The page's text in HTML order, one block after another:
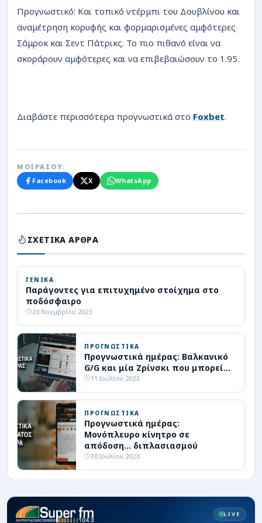
Προγνωστικό: Και τοπικό ντέρμπι του Δουβλίνου και
αναμέτρηση κορυφής και φορμαρισμένες αμφότερες
Σάμροκ και Σεντ Πάτρικς. Το πιο πιθανό είναι να
σκοράρουν αμφότερες και να επιβεβαιώσουν το 1.95.
Διαβάστε περισσότερα προγνωστικά στο Foxbet.
ΜΟΙΡΑΣΟΥ:
Facebook
X WhatsApp
ΣΧΕΤΙΚΑ ΑΡΘΡΑ
ΓΕΝΙΚΑ
Παράγοντες για επιτυχημένο στοίχημα στο
ποδόσφαιρο
23 Νοεμβρίου 2023
ΠΡΟΓΝΩΣΤΙΚΑ
Προγνωστικά ημέρας: Βαλκανικό
G/G και μία Ζρίνσκι που μπορεί…
11 Ιουλίου 2023
ΠΡΟΓΝΩΣΤΙΚΑ
Προγνωστικά ημέρας:
Μονόπλευρο κίνητρο σε
απόδοση… διπλασιασμού
10 Ιουλίου 2023
LIVE